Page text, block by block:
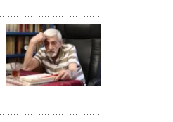
۳۱ اردیبهشت ۱۴۰۵